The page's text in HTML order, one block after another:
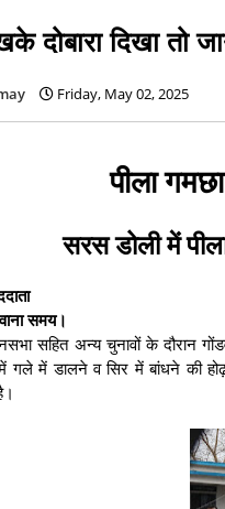
दोबारा दिखा तो
Friday, May 02, 2025
पीला
सरस डोली में
समय।
सहित अन्य चुनावों के दौरान
में गले में डालने व सिर में बांधने की